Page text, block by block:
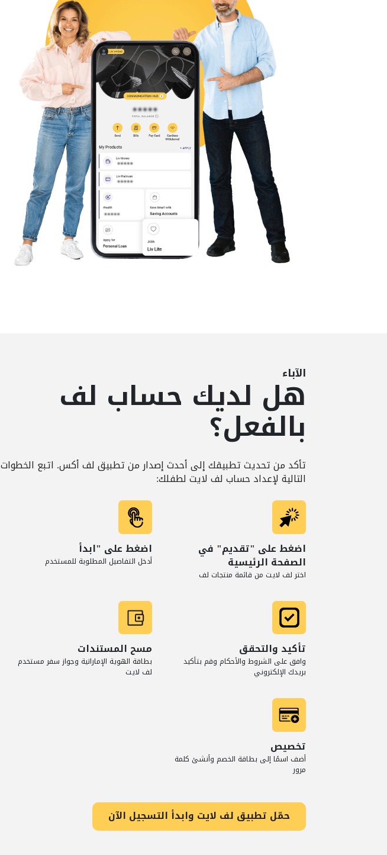
الآباء
هل لديك حساب لف
بالفعل؟
تأكد من تحديث تطبيقك إلى أحدث إصدار من تطبيق لف أكس. اتبع الخطوات
التالية لإعداد حساب لف لايت لطفلك:
اضغط على "تقديم" في
الصفحة الرئيسية
اختر لف لايت من قائمة منتجات لف
اضغط على "ابدأ
أدخل التفاصيل المطلوبة للمستخدم
تأكيد والتحقق
وافق على الشروط والأحكام وقم بتأكيد
بريدك الإلكتروني
مسح المستندات
بطاقة الهوية الإماراتية وجواز سفر مستخدم
لف لايت
تخصيص
أضف اسمًا إلى بطاقة الخصم وأنشئ كلمة
مرور
حمّل تطبيق لف لايت وابدأ التسجيل الآن